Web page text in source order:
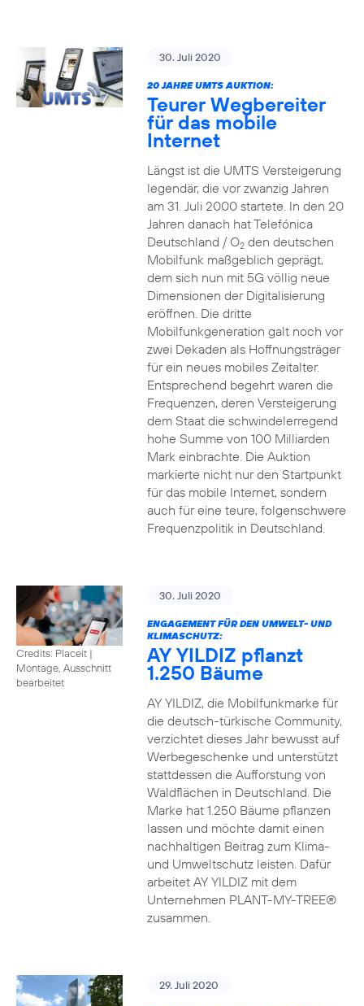
30. Juli 2020
20 JAHRE UMTS AUKTION:
Teurer Wegbereiter
für das mobile
Internet
Längst ist die UMTS Versteigerung
legendär, die vor zwanzig Jahren
am 31. Juli 2000 startete. In den 20
Jahren danach hat Telefónica
Deutschland / O2den deutschen
Mobilfunk maßgeblich geprägt,
dem sich nun mit 5G völlig neue
Dimensionen der Digitalisierung
eröffnen. Die dritte
Mobilfunkgeneration galt noch vor
zwei Dekaden als Hoffnungsträger
für ein neues mobiles Zeitalter.
Entsprechend begehrt waren die
Frequenzen, deren Versteigerung
dem Staat die schwindelerregend
hohe Summe von 100 Milliarden
Mark einbrachte. Die Auktion
markierte nicht nur den Startpunkt
für das mobile Internet, sondern
auch für eine teure, folgenschwere
Frequenzpolitik in Deutschland.
Credits: Placeit |
Montage, Ausschnitt
bearbeitet
30. Juli 2020
ENGAGEMENT FÜR DEN UMWELT- UND
KLIMASCHUTZ:
AY YILDIZ pflanzt
1.250 Bäume
AY YILDIZ, die Mobilfunkmarke für
die deutsch-türkische Community,
verzichtet dieses Jahr bewusst auf
Werbegeschenke und unterstützt
stattdessen die Aufforstung von
Waldflächen in Deutschland. Die
Marke hat 1.250 Bäume pflanzen
lassen und möchte damit einen
nachhaltigen Beitrag zum Klima-
und Umweltschutz leisten. Dafür
arbeitet AY YILDIZ mit dem
Unternehmen PLANT-MY-TREE®
zusammen.
29. Juli 2020